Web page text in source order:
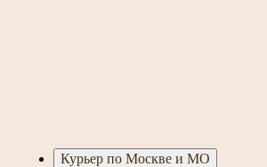
Курьер по Москве и МО